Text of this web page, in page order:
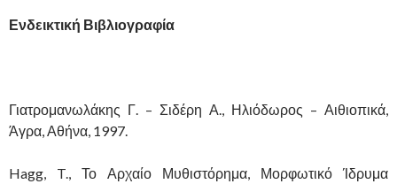
Ενδεικτική Βιβλιογραφία
Γιατρομανωλάκης Γ. – Σιδέρη Α., Ηλιόδωρος – Αιθιοπικά,
Άγρα, Αθήνα, 1997.
Hagg, T., Το Αρχαίο Μυθιστόρημα, Μορφωτικό Ίδρυμα